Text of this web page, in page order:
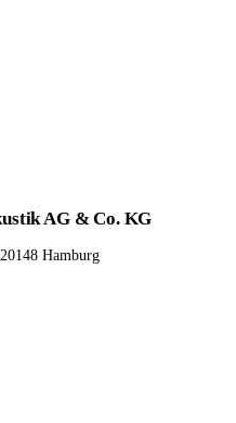
AG & Co. KG
Hamburg